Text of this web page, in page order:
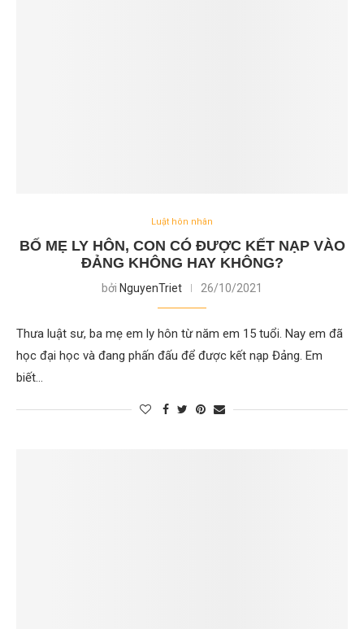
Luật hôn nhân
BỐ MẸ LY HÔN, CON CÓ ĐƯỢC KẾT NẠP VÀO
ĐẢNG KHÔNG HAY KHÔNG?
bởi NguyenTriet 26/10/2021
Thưa luật sư, ba mẹ em ly hôn từ năm em 15 tuổi. Nay em đã
học đại học và đang phấn đấu để được kết nạp Đảng. Em
biết…